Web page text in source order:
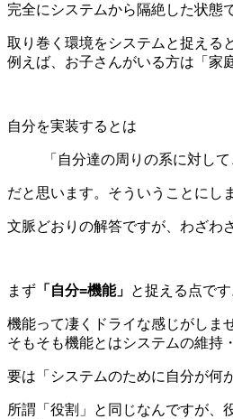
完全にシステムから隔絶した状態
取り巻く環境をシステムと捉える
例えば、お子さんがいる方は「家
自分を実装するとは
「自分達の周りの系に対し
だと思います。そういうことにし
文脈どおりの解答ですが、わざわ
まず 「自分=機能」 と捉える点です
機能って凄くドライな感じがしま
そもそも機能とはシステムの維持
要は「システムのために自分が何
所謂「役割」と同じなんですが、